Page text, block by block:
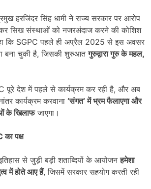
हरजिंदर सिंह धामी ने राज्य सरकार पर आरोप
सिख संस्थाओं को नजरअंदाज करने की कोशिश
कि SGPC पहले ही अप्रैल 2025 से इस अवसर
बना चुकी है, जिसकी शुरुआतगुरुद्वारा गुरु के महल,
पूरे देश में पहले से कार्यक्रम कर रही है, और अब
कार्यक्रम करवाना ‘संगत‘में भ्रम फैलाएगा और
के खिलाफजाएगा।
का पक्ष
से जुड़ी बड़ी शताब्दियों के आयोजनहमेशा
में होते आए हैं, जिसमें सरकार सहयोग करती रही